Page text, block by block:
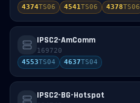
4374TS06 4541TS06 4378TS06
IPSC2-AmComm
169720
4553TS04 4637TS04
IPSC2-BG-Hotspot